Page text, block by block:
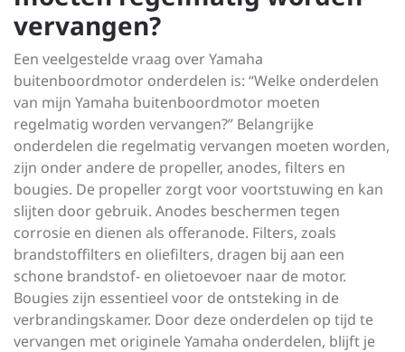
vervangen?
Een veelgestelde vraag over Yamaha
buitenboordmotor onderdelen is: “Welke onderdelen
van mijn Yamaha buitenboordmotor moeten
regelmatig worden vervangen?” Belangrijke
onderdelen die regelmatig vervangen moeten worden,
zijn onder andere de propeller, anodes, filters en
bougies. De propeller zorgt voor voortstuwing en kan
slijten door gebruik. Anodes beschermen tegen
corrosie en dienen als offeranode. Filters, zoals
brandstoffilters en oliefilters, dragen bij aan een
schone brandstof- en olietoevoer naar de motor.
Bougies zijn essentieel voor de ontsteking in de
verbrandingskamer. Door deze onderdelen op tijd te
vervangen met originele Yamaha onderdelen, blijft je